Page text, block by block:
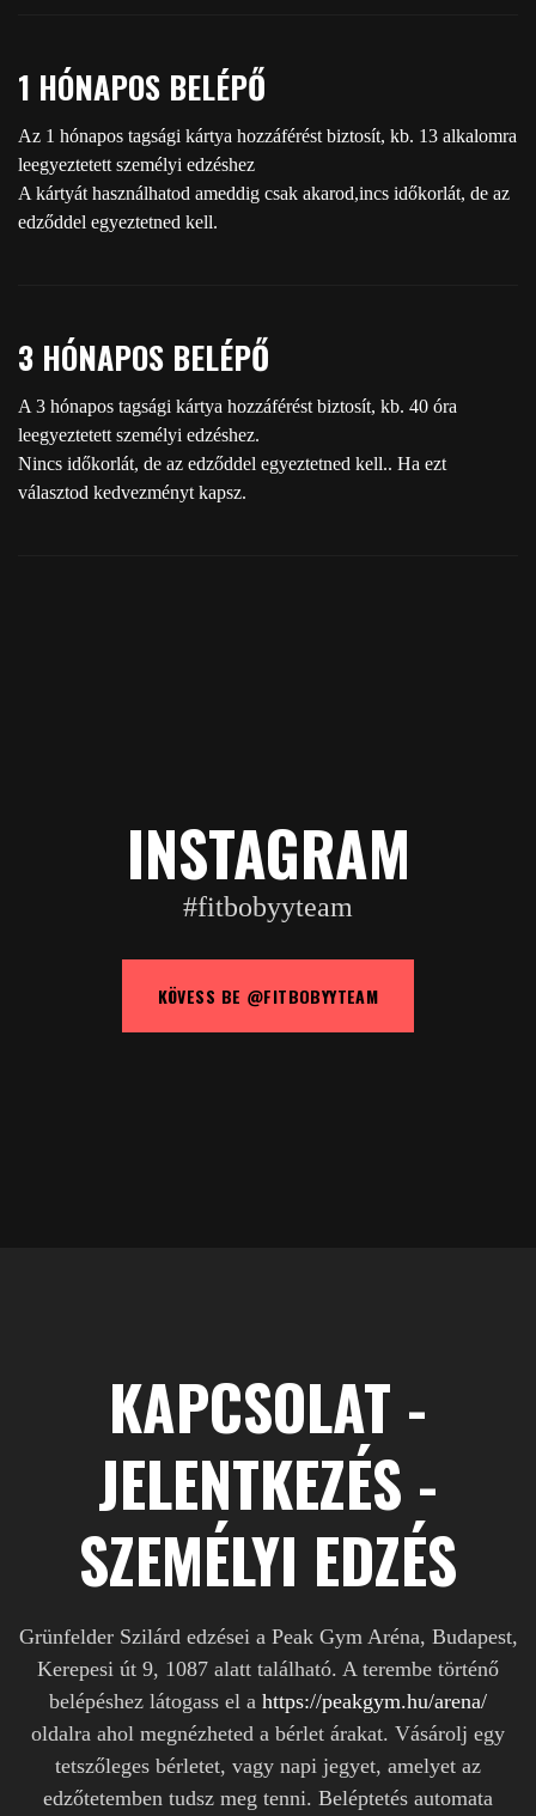
1 HÓNAPOS BELÉPŐ
Az 1 hónapos tagsági kártya hozzáférést biztosít, kb. 13 alkalomra
leegyeztetett személyi edzéshez
A kártyát használhatod ameddig csak akarod,incs időkorlát, de az
edződdel egyeztetned kell.
3 HÓNAPOS BELÉPŐ
A 3 hónapos tagsági kártya hozzáférést biztosít, kb. 40 óra
leegyeztetett személyi edzéshez.
Nincs időkorlát, de az edződdel egyeztetned kell.. Ha ezt
választod kedvezményt kapsz.
INSTAGRAM
#fitbobyyteam
KÖVESS BE @FITBOBYYTEAM
KAPCSOLAT -
JELENTKEZÉS -
SZEMÉLYI EDZÉS
Grünfelder Szilárd edzései a Peak Gym Aréna, Budapest,
Kerepesi út 9, 1087 alatt található. A terembe történő
belépéshez látogass el a https://peakgym.hu/arena/
oldalra ahol megnézheted a bérlet árakat. Vásárolj egy
tetszőleges bérletet, vagy napi jegyet, amelyet az
edzőtetemben tudsz meg tenni. Beléptetés automata